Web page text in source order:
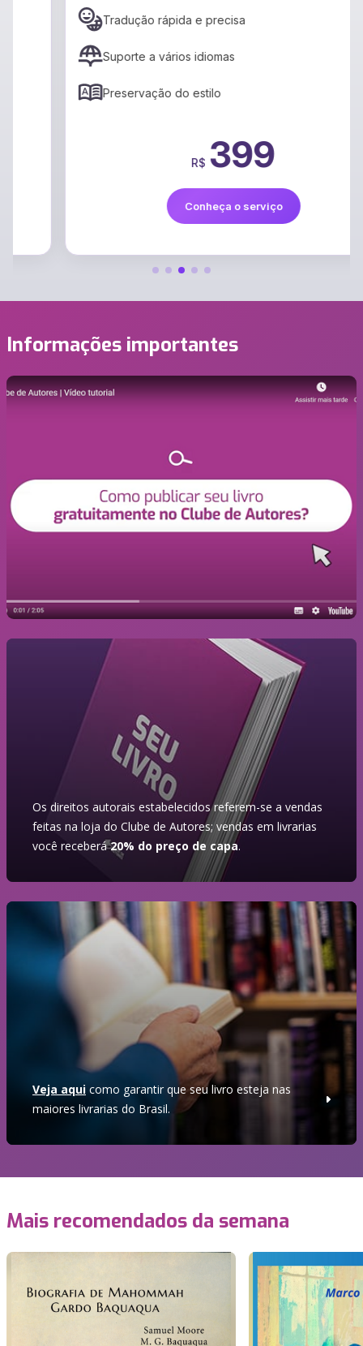
Tradução rápida e precisa
Suporte a vários idiomas
Preservação do estilo
399
Conheça o serviço
Informações importantes
Os direitos autorais estabelecidos referem-se a vendas
feitas na loja do Clube de Autores; vendas em livrarias
você receberá20% do preço de capa.
Veja aqui como garantir que seu livro esteja nas
maiores livrarias do Brasil.
Mais recomendados da semana